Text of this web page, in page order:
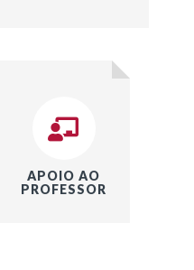
APOIO AO
PROFESSOR